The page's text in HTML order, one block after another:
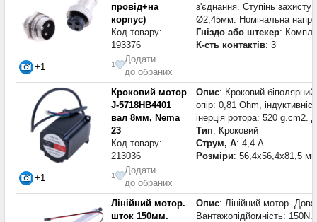
+1
провід+на
корпус)
Код товару:
193376
1
Додати
до обраних
з'єднання. Ступінь
Ø2,45мм. Номінальна
Гніздо або штекер:
К-сть контактів: 3
+1
Кроковий мотор
J-5718HB4401
вал 8мм, Nema
23
Код товару:
213036
1
Додати
до обраних
Опис: Кроковий
опір: 0,81 Ohm,
інерція ротора: 520 g.cm2.
Тип: Кроковий
Струм, А: 4,4 А
Розміри: 56,4x56,4x81,5 мм
Лінійний мотор.
шток 150мм.
Опис: Лінійний мотор.
Вантажопідйомність: